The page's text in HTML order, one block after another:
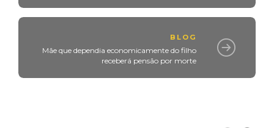
BLOG
Mãe que dependia economicamente do filho
receberá pensão por morte